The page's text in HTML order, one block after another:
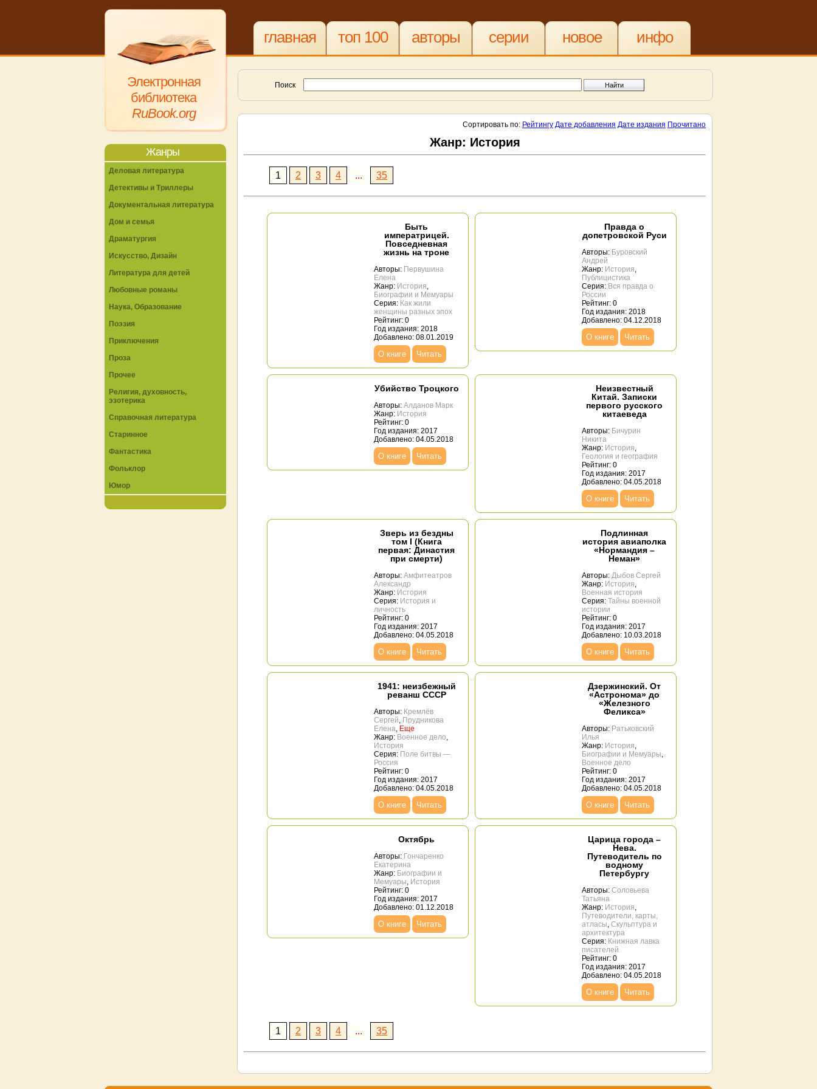
Электронная
библиотека
RuBook.org
главная топ 100 авторы серии новое инфо
Поиск
Сортировать по: Рейтингу Дате добавления Дате издания Прочитано
Жанр: История
1 2 3 4 ... 35
Быть
императрицей.
Повседневная
жизнь на троне
Авторы: Первушина
Елена
Жанр: История,
Биографии и Мемуары
Серия: Как жили
женщины разных эпох
Рейтинг: 0
Год издания: 2018
Добавлено: 08.01.2019
О книге Читать
Правда о
допетровской Руси
Авторы: Буровский
Андрей
Жанр: История,
Публицистика
Серия: Вся правда о
России
Рейтинг: 0
Год издания: 2018
Добавлено: 04.12.2018
О книге Читать
Убийство Троцкого
Авторы: Алданов Марк
Жанр: История
Рейтинг: 0
Год издания: 2017
Добавлено: 04.05.2018
О книге Читать
Неизвестный
Китай. Записки
первого русского
китаеведа
Авторы: Бичурин
Никита
Жанр: История,
Геология и география
Рейтинг: 0
Год издания: 2017
Добавлено: 04.05.2018
О книге Читать
Зверь из бездны
том I (Книга
первая: Династия
при смерти)
Авторы: Амфитеатров
Александр
Жанр: История
Серия: История и
личность
Рейтинг: 0
Год издания: 2017
Добавлено: 04.05.2018
О книге Читать
Подлинная
история авиаполка
«Нормандия –
Неман»
Авторы: Дыбов Сергей
Жанр: История,
Военная история
Серия: Тайны военной
истории
Рейтинг: 0
Год издания: 2017
Добавлено: 10.03.2018
О книге Читать
1941: неизбежный
реванш СССР
Авторы: Кремлёв
Сергей, Прудникова
Елена, Еще
Жанр: Военное дело,
История
Серия: Поле битвы —
Россия
Рейтинг: 0
Год издания: 2017
Добавлено: 04.05.2018
О книге Читать
Дзержинский. От
«Астронома» до
«Железного
Феликса»
Авторы: Ратьковский
Илья
Жанр: История,
Биографии и Мемуары,
Военное дело
Рейтинг: 0
Год издания: 2017
Добавлено: 04.05.2018
О книге Читать
Октябрь
Авторы: Гончаренко
Екатерина
Жанр: Биографии и
Мемуары, История
Рейтинг: 0
Год издания: 2017
Добавлено: 01.12.2018
О книге Читать
Царица города –
Нева.
Путеводитель по
водному
Петербургу
Авторы: Соловьева
Татьяна
Жанр: История,
Путеводители, карты,
атласы, Скульптура и
архитектура
Серия: Книжная лавка
писателей
Рейтинг: 0
Год издания: 2017
Добавлено: 04.05.2018
О книге Читать
1 2 3 4 ... 35
Жанры
Деловая литература
Детективы и Триллеры
Документальная литература
Дом и семья
Драматургия
Искусство, Дизайн
Литература для детей
Любовные романы
Наука, Образование
Поэзия
Приключения
Проза
Прочее
Религия, духовность,
эзотерика
Справочная литература
Старинное
Фантастика
Фольклор
Юмор